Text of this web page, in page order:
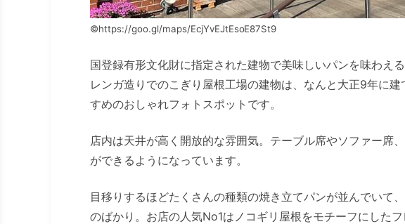
©https://goo.gl/maps/EcjYvEJtEsoE87St9
国登録有形文化財に指定された建物で美味しいパンを味わえる
レンガ造りでのこぎり屋根工場の建物は、なんと大正9年に
すめのおしゃれフォトスポットです。
店内は天井が高く開放的な雰囲気。テーブル席やソファー席
ができるようになっています。
目移りするほどたくさんの種類の焼き立てパンが並んでいて
のばかり。お店の人気No1はノコギリ屋根をモチーフにした